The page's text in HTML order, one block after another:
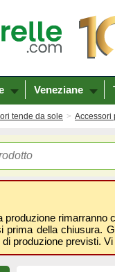
Veneziane
tende da sole Accessori
rimarranno
prima della chiusura.
produzione previsti.